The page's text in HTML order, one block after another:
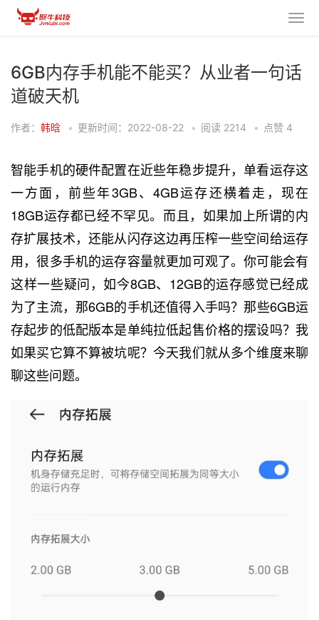
6GB内存手机能不能买？从业者一句话
道破天机
作者： 韩晗 • 更新时间：2022-08-22 • 阅读 2214 • 点赞 4
智能手机的硬件配置在近些年稳步提升，单看运存这
一方面，前些年3GB、4GB运存还横着走，现在
18GB运存都已经不罕见。而且，如果加上所谓的内
存扩展技术，还能从闪存这边再压榨一些空间给运存
用，很多手机的运存容量就更加可观了。你可能会有
这样一些疑问，如今8GB、12GB的运存感觉已经成
为了主流，那6GB的手机还值得入手吗？那些6GB运
存起步的低配版本是单纯拉低起售价格的摆设吗？我
如果买它算不算被坑呢？今天我们就从多个维度来聊
聊这些问题。